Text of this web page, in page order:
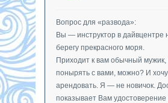
Вопрос для «развода»:
Вы — инструктор в дайвцентре
берегу прекрасного моря.
Приходит к вам обычный мужик,
понырять с вами, можно? И
арендовать. Я — не новичок.
показывает Вам удостоверение